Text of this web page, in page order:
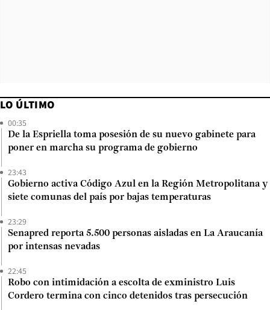
LO ÚLTIMO
00:35
De la Espriella toma posesión de su nuevo gabinete para
poner en marcha su programa de gobierno
23:43
Gobierno activa Código Azul en la Región Metropolitana y
siete comunas del país por bajas temperaturas
23:29
Senapred reporta 5.500 personas aisladas en La Araucanía
por intensas nevadas
22:45
Robo con intimidación a escolta de exministro Luis
Cordero termina con cinco detenidos tras persecución